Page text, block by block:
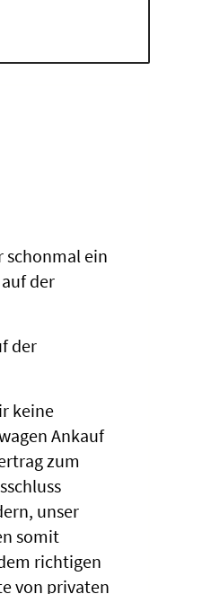
schonmal ein
der
der
keine
Ankauf
zum
unser
somit
richtigen
von privaten